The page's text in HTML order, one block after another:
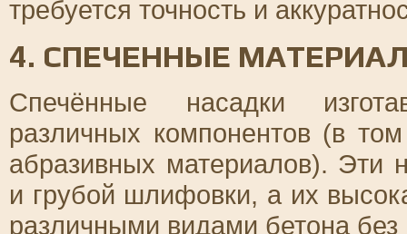
требуется точность и
4. СПЕЧЕННЫЕ
Спечённые насадки
различных компонентов (в
абразивных материалов). Эти
и грубой шлифовки, а их
различными видами бетона